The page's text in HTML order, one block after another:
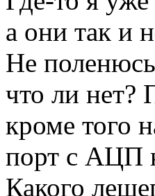
а они так и
Не
что ли нет?
кроме того
порт с АЦП
Какого